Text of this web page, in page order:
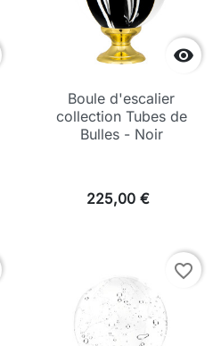

Boule d'escalier
collection Tubes de
Bulles - Noir
225,00 €
favorite_border